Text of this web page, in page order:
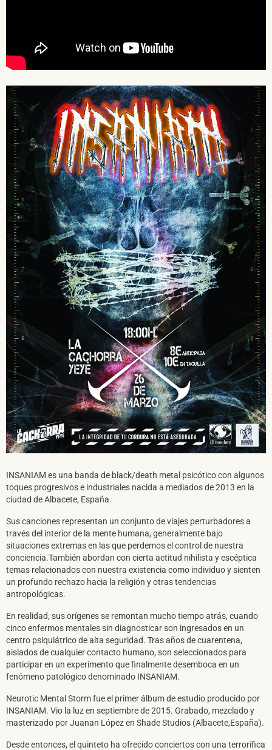
INSANIAM es una banda de black/death metal psicótico con algunos
toques progresivos e industriales nacida a mediados de 2013 en la
ciudad de Albacete, España.
Sus canciones representan un conjunto de viajes perturbadores a
través del interior de la mente humana, generalmente bajo
situaciones extremas en las que perdemos el control de nuestra
conciencia.También abordan con cierta actitud nihilista y escéptica
temas relacionados con nuestra existencia como individuo y sienten
un profundo rechazo hacia la religión y otras tendencias
antropológicas.
En realidad, sus orígenes se remontan mucho tiempo atrás, cuando
cinco enfermos mentales sin diagnosticar son ingresados en un
centro psiquiátrico de alta seguridad. Tras años de cuarentena,
aislados de cualquier contacto humano, son seleccionados para
participar en un experimento que finalmente desemboca en un
fenómeno patológico denominado INSANIAM.
Neurotic Mental Storm fue el primer álbum de estudio producido por
INSANIAM. Vio la luz en septiembre de 2015. Grabado, mezclado y
masterizado por Juanan López en Shade Studios (Albacete,España).
Desde entonces, el quinteto ha ofrecido conciertos con una terrorífica
SUSCRÍBETE A NUESTRO BOLETÍN
He leído y acepto la Política de Privacidady laNota Legal
DARME DE ALTA